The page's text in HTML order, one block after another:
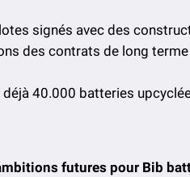
signés avec des
des contrats de long
40.000 batteries
futures pour Bib